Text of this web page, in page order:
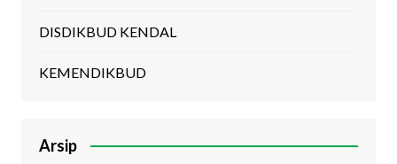
DISDIKBUD KENDAL
KEMENDIKBUD
Arsip